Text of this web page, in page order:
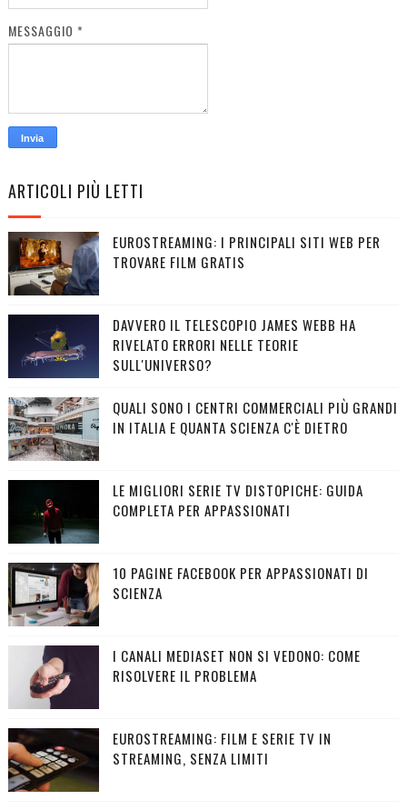
MESSAGGIO *
ARTICOLI PIÙ LETTI
EUROSTREAMING: I PRINCIPALI SITI WEB PER
TROVARE FILM GRATIS
DAVVERO IL TELESCOPIO JAMES WEBB HA
RIVELATO ERRORI NELLE TEORIE
SULL'UNIVERSO?
QUALI SONO I CENTRI COMMERCIALI PIÙ GRANDI
IN ITALIA E QUANTA SCIENZA C'È DIETRO
LE MIGLIORI SERIE TV DISTOPICHE: GUIDA
COMPLETA PER APPASSIONATI
10 PAGINE FACEBOOK PER APPASSIONATI DI
SCIENZA
I CANALI MEDIASET NON SI VEDONO: COME
RISOLVERE IL PROBLEMA
EUROSTREAMING: FILM E SERIE TV IN
STREAMING, SENZA LIMITI